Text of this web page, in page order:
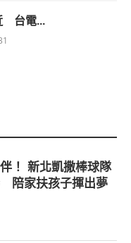
台電...
！ 新北凱撒棒球隊
陪家扶孩子揮出夢